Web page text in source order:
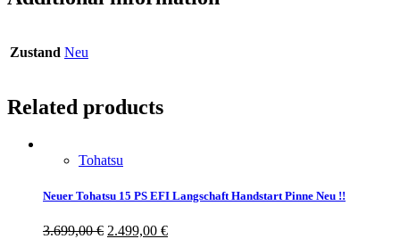
Zustand Neu
Related products
Tohatsu
Neuer Tohatsu 15 PS EFI Langschaft Handstart Pinne Neu !!
3.699,00€ 2.499,00 €